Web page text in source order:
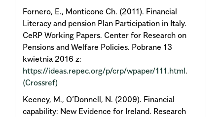
Fornero, E., Monticone Ch. (2011). Financial
Literacy and pension Plan Participation in Italy.
CeRP Working Papers. Center for Research on
Pensions and Welfare Policies. Pobrane 13
kwietnia 2016 z:
https://ideas.repec.org/p/crp/wpaper/111.html.
(Crossref)
Keeney, M., O’Donnell, N. (2009). Financial
capability: New Evidence for Ireland. Research